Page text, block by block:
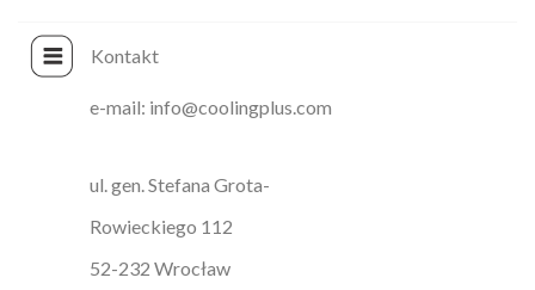
Kontakt
e-mail: info@coolingplus.com
ul. gen. Stefana Grota-
Rowieckiego 112
52-232 Wrocław